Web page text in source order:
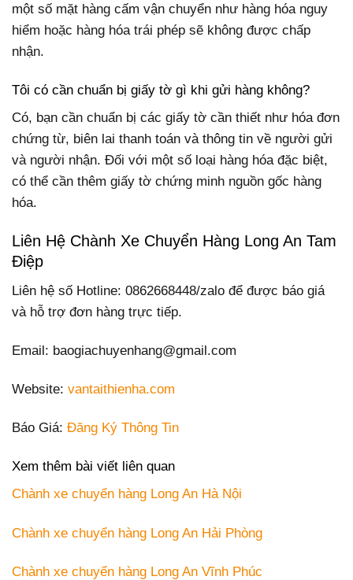
một số mặt hàng cấm vận chuyển như hàng hóa nguy
hiểm hoặc hàng hóa trái phép sẽ không được chấp
nhận.
Tôi có cần chuẩn bị giấy tờ gì khi gửi hàng không?
Có, bạn cần chuẩn bị các giấy tờ cần thiết như hóa đơn
chứng từ, biên lai thanh toán và thông tin về người gửi
và người nhận. Đối với một số loại hàng hóa đặc biệt,
có thể cần thêm giấy tờ chứng minh nguồn gốc hàng
hóa.
Liên Hệ Chành Xe Chuyển Hàng Long An Tam
Điệp
Liên hệ số Hotline: 0862668448/zalo để được báo giá
và hỗ trợ đơn hàng trực tiếp.
Email: baogiachuyenhang@gmail.com
Website: vantaithienha.com
Báo Giá: Đăng Ký Thông Tin
Xem thêm bài viết liên quan
Chành xe chuyển hàng Long An Hà Nội
Chành xe chuyển hàng Long An Hải Phòng
Chành xe chuyển hàng Long An Vĩnh Phúc